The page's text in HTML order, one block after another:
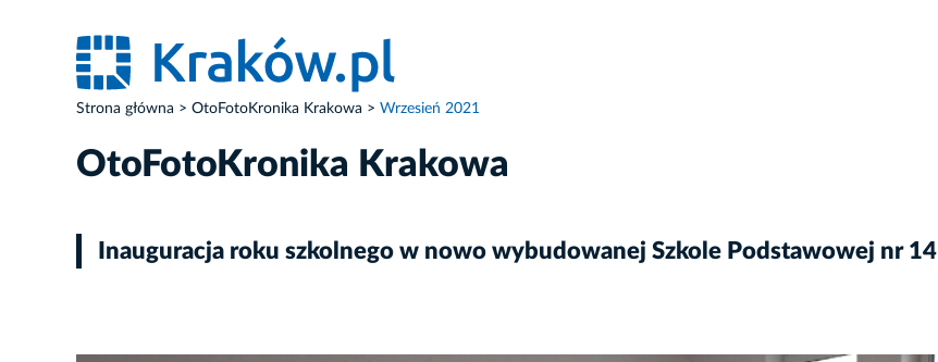
Strona główna OtoFotoKronika Krakowa Wrzesień 2021
OtoFotoKronika Krakowa
Inauguracja roku szkolnego w nowo wybudowanej Szkole Podstawowej nr 14